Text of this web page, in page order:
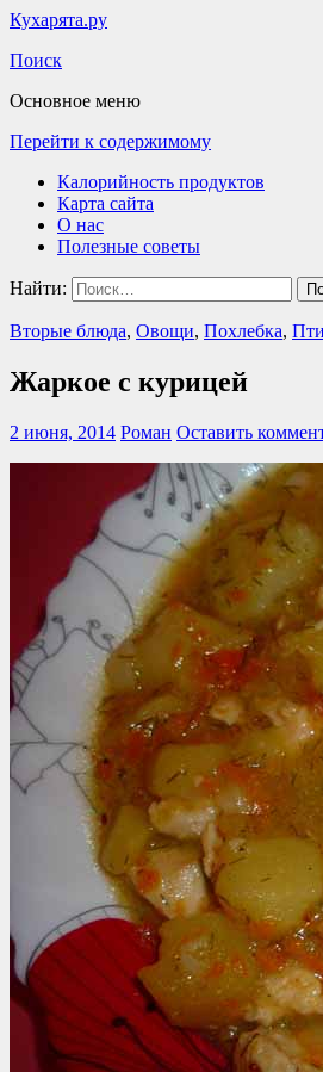
Кухарята.ру
Поиск
Основное меню
Перейти к содержимому
Калорийность продуктов
Карта сайта
О нас
Полезные советы
Найти:
Вторые блюда, Овощи, Похлебка,
Жаркое с курицей
2 июня, 2014 Роман Оставить